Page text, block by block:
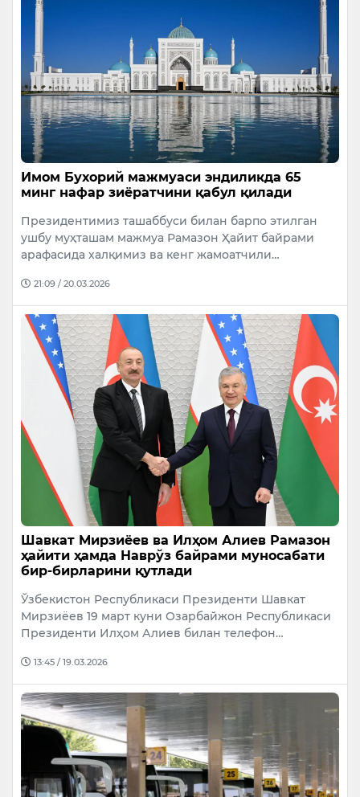
Имом Бухорий мажмуаси эндиликда 65
минг нафар зиёратчини қабул қилади
Президентимиз ташаббуси билан барпо этилган
ушбу муҳташам мажмуа Рамазон Ҳайит байрами
арафасида халқимиз ва кенг жамоатчили…
21:09 / 20.03.2026
Шавкат Мирзиёев ва Илҳом Алиев Рамазон
ҳайити ҳамда Наврўз байрами муносабати
бир-бирларини қутлади
Ўзбекистон Республикаси Президенти Шавкат
Мирзиёев 19 март куни Озарбайжон Республикаси
Президенти Илҳом Алиев билан телефон…
13:45 / 19.03.2026